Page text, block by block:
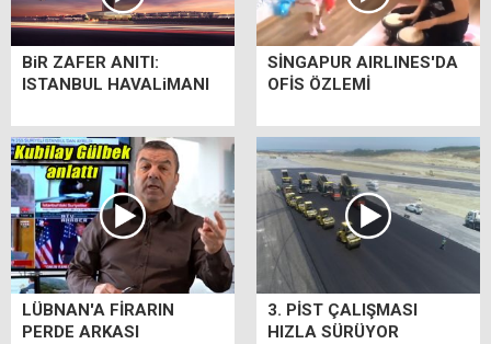
BiR ZAFER ANITI:
ISTANBUL HAVALiMANI
SİNGAPUR AIRLINES'DA
OFİS ÖZLEMİ
LÜBNAN'A FİRARIN
PERDE ARKASI
3. PİST ÇALIŞMASI
HIZLA SÜRÜYOR